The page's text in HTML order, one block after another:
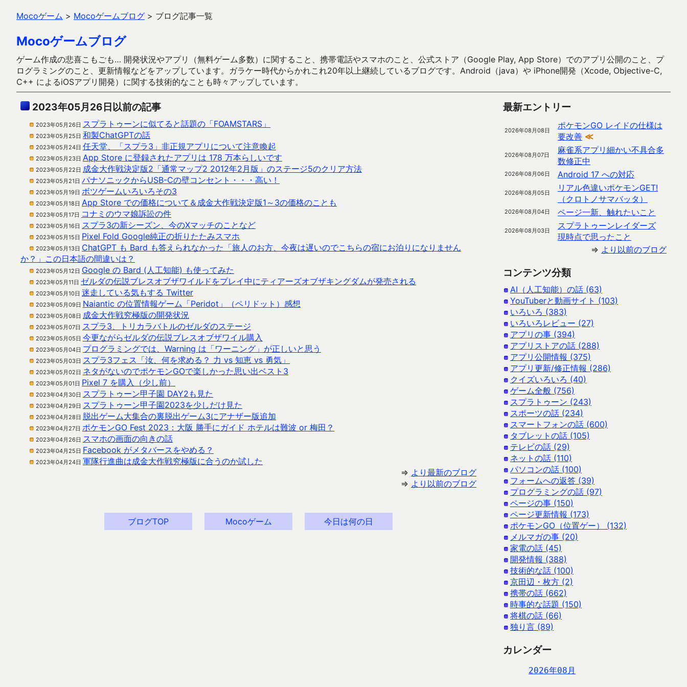
Mocoゲーム > Mocoゲームブログ > ブログ記事一覧
Mocoゲームブログ
ゲーム作成の悲喜こもごも… 開発状況やアプリ（無料ゲーム多数）に関すること、携帯電話やスマホのこと、公式ストア（Google Play, App Store）でのアプリ公開のこと、プ
ログラミングのこと、更新情報などをアップしています。ガラケー時代からかれこれ20年以上継続しているブログです。Android（java）や iPhone開発（Xcode, Objective-C,
C++ によるiOSアプリ開発）に関する技術的なことも時々アップしています。
2023年05月26日以前の記事
2023年05月26日 スプラトゥーンに似てると話題の「FOAMSTARS」
2023年05月25日 和製ChatGPTの話
2023年05月24日 任天堂、「スプラ3」非正規アプリについて注意喚起
2023年05月23日 App Store に登録されたアプリは 178 万本らしいです
2023年05月22日 成金大作戦決定版2「通常マップ2 2012年2月版」のステージ5のクリア方法
2023年05月21日 パナソニックからUSB-Cの壁コンセント・・・高い！
2023年05月19日 ボツゲームいろいろその3
2023年05月18日 App Store での価格について＆成金大作戦決定版1～3の価格のことも
2023年05月17日 コナミのウマ娘訴訟の件
2023年05月16日 スプラ3の新シーズン、今のXマッチのことなど
2023年05月15日 Pixel Fold Google純正の折りたたみスマホ
2023年05月13日 ChatGPT も Bard も答えられなかった「旅人のお方、今夜は遅いのでこちらの宿にお泊りになりません
か？」この日本語の間違いは？
2023年05月12日 Google の Bard (人工知能) も使ってみた
2023年05月11日 ゼルダの伝説ブレスオブザワイルドをプレイ中にティアーズオブザキングダムが発売される
2023年05月10日 迷走している気もする Twitter
2023年05月09日 Naiantic の位置情報ゲーム「Peridot」（ペリドット）感想
2023年05月08日 成金大作戦究極版の開発状況
2023年05月07日 スプラ3、トリカラバトルのゼルダのステージ
2023年05月05日 今更ながらゼルダの伝説ブレスオブザワイル購入
2023年05月04日 プログラミングでは、Warning は「ワーニング」が正しいと思う
2023年05月03日 スプラ3フェス「汝、何を求める？ 力 vs 知恵 vs 勇気」
2023年05月02日 ネタがないのでポケモンGOで楽しかった思い出ベスト3
2023年05月01日 Pixel 7 を購入（少し前）
2023年04月30日 スプラトゥーン甲子園 DAY2も見た
2023年04月29日 スプラトゥーン甲子園2023を少しだけ見た
2023年04月28日 脱出ゲーム大集合の裏脱出ゲーム3にアナザー版追加
2023年04月27日 ポケモンGO Fest 2023：大阪 勝手にガイド ホテルは難波 or 梅田？
2023年04月26日 スマホの画面の向きの話
2023年04月25日 Facebook がメタバースをやめる？
2023年04月24日 軍隊行進曲は成金大作戦究極版に合うのか試した
⇒ より最新のブログ
⇒ より以前のブログ
ブログTOP Mocoゲーム 今日は何の日
最新エントリー
2026年08月08日
ポケモンGO レイドの仕様は
要改善 ≪
2026年08月07日
麻雀系アプリ細かい不具合多
数修正中
2026年08月06日 Android 17 への対応
2026年08月05日
リアル色違いポケモンGET!
（クロトノサマバッタ）
2026年08月04日 ページ一新、触れたいこと
2026年08月03日
スプラトゥーンレイダーズ
現時点で思ったこと
⇒ より以前のブログ
コンテンツ分類
AI（人工知能）の話 (63)
YouTuberと動画サイト (103)
いろいろ (383)
いろいろレビュー (27)
アプリの事 (394)
アプリストアの話 (288)
アプリ公開情報 (375)
アプリ更新/修正情報 (286)
クイズいろいろ (40)
ゲーム全般 (756)
スプラトゥーン (243)
スポーツの話 (234)
スマートフォンの話 (600)
タブレットの話 (105)
テレビの話 (29)
ネットの話 (110)
パソコンの話 (100)
フォームへの返答 (39)
プログラミングの話 (97)
ページの事 (150)
ページ更新情報 (173)
ポケモンGO（位置ゲー） (132)
メルマガの事 (20)
家電の話 (45)
開発情報 (388)
技術的な話 (100)
京田辺・枚方 (2)
携帯の話 (662)
時事的な話題 (150)
将棋の話 (66)
独り言 (89)
カレンダー
2026年08月